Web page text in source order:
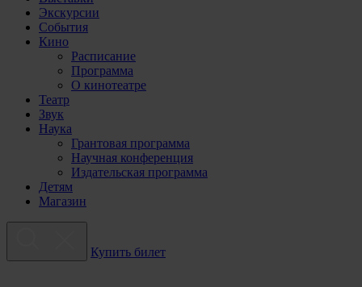
Экскурсии
События
Кино
Расписание
Программа
О кинотеатре
Театр
Звук
Наука
Грантовая программа
Научная конференция
Издательская программа
Детям
Магазин
Купить билет